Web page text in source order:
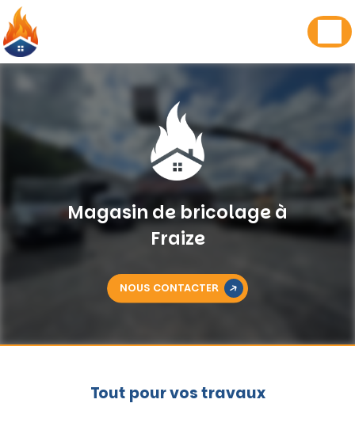
Magasin de bricolage à
Fraize
NOUS CONTACTER
Tout pour vos travaux
Panneau de gestion des cookies